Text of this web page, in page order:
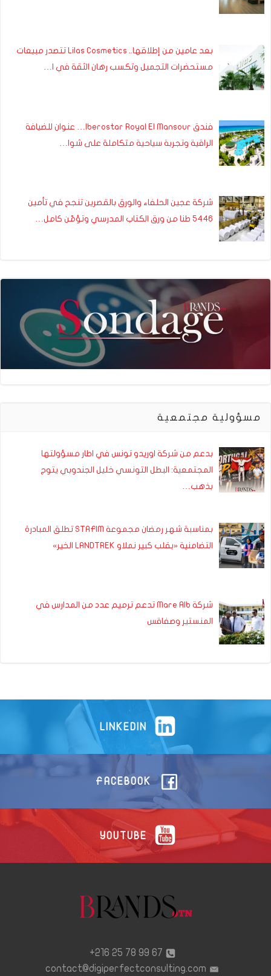
بعد عامين من إطلاقها.. Lilas Cosmetics تتصدر مبيعات
مستحضرات التجميل وتكسب رهان الثقة في ا…
فندق Iberostar Royal El Mansour… عنوان للضيافة
الراقية وتجربة سياحية متكاملة على شوا…
شركة عجين الحلفاء والورق بالقصرين تنجح في تأمين
5446 طنا من ورق الكتاب المدرسي وتؤمّن كامل…
مسؤولية مجتمعية
بدعم من شركة اوريدو تونس في اطار مسؤولتها
المجتمعية: البطل التونسي خليل الجندوبي يتوج
بذهب…
بمناسبة شهر رمضان مجموعة STAFIM تطلق المبادرة
التضامنية «بقلب كبير نملاو LANDTREK الخير»
شركة Mare Alb تدعم ترميم عدد من المدارس في
المنستير وصفاقس
LINKEDIN
FACEBOOK
YOUTUBE
67 99 78 25 216+
contact@digiperfectconsulting.com